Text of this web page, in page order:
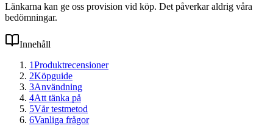
Länkarna kan ge oss provision vid köp. Det påverkar aldrig våra
bedömningar.
Innehåll
1Produktrecensioner
2Köpguide
3Användning
4Att tänka på
5Vår testmetod
6Vanliga frågor